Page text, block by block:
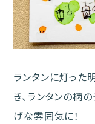
ランタンに灯った
き、ランタンの柄
げな雰囲気に！